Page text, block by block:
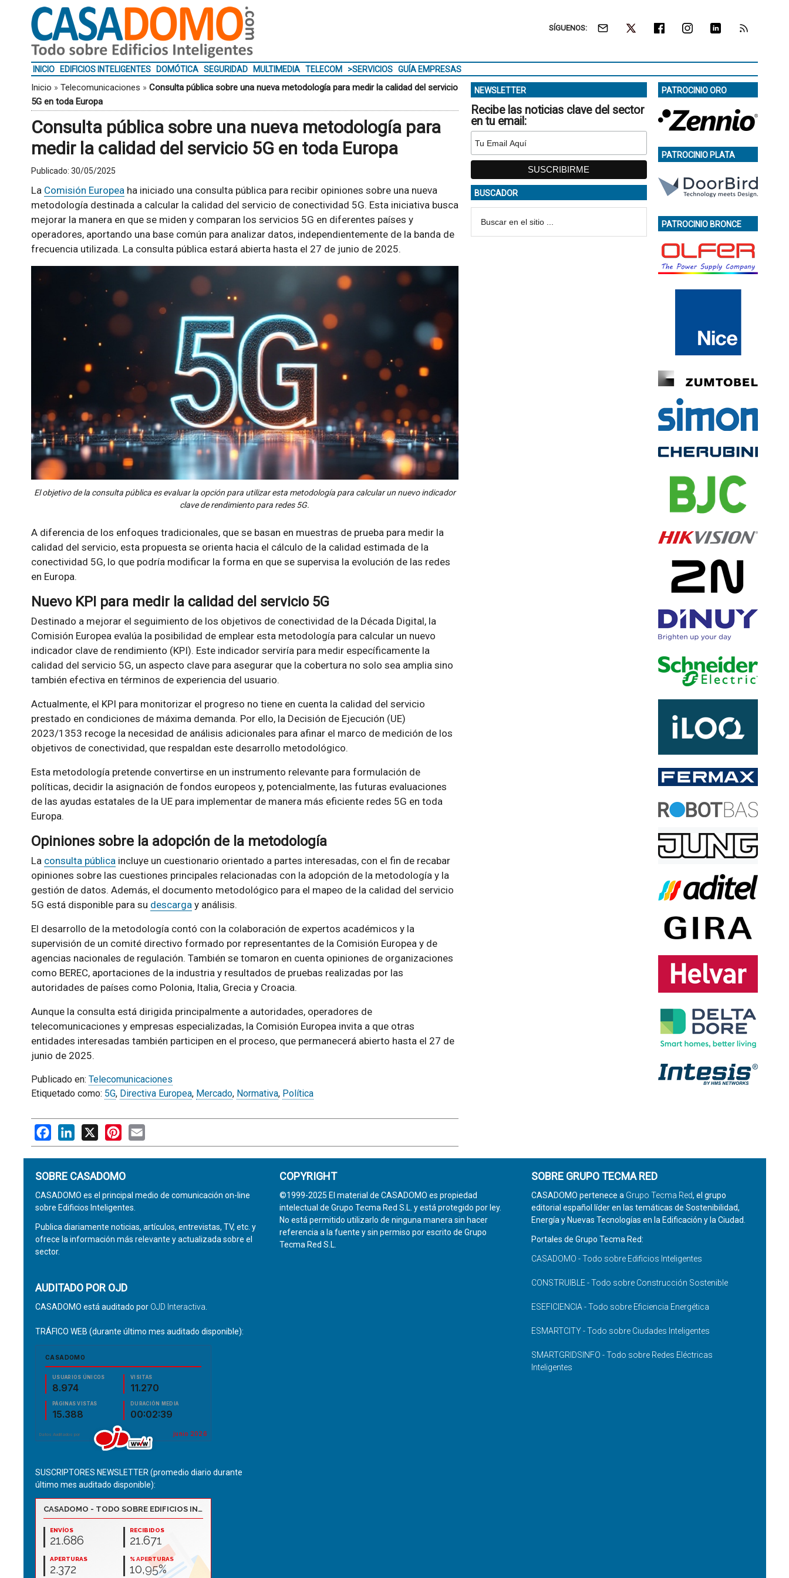
SÍGUENOS:
INICIO EDIFICIOS INTELIGENTES DOMÓTICA SEGURIDAD MULTIMEDIA TELECOM >SERVICIOS GUÍA EMPRESAS
Inicio » Telecomunicaciones » Consulta pública sobre una nueva metodología para medir la calidad del servicio
5G en toda Europa
Consulta pública sobre una nueva metodología para
medir la calidad del servicio 5G en toda Europa
Publicado: 30/05/2025
La Comisión Europeaha iniciado una consulta pública para recibir opiniones sobre una nueva
metodología destinada a calcular la calidad del servicio de conectividad 5G. Esta iniciativa busca
mejorar la manera en que se miden y comparan los servicios 5G en diferentes países y
operadores, aportando una base común para analizar datos, independientemente de la banda de
frecuencia utilizada. La consulta pública estará abierta hasta el 27 de junio de 2025.
El objetivo de la consulta pública es evaluar la opción para utilizar esta metodología para calcular un nuevo indicador
clave de rendimiento para redes 5G.
A diferencia de los enfoques tradicionales, que se basan en muestras de prueba para medir la
calidad del servicio, esta propuesta se orienta hacia el cálculo de la calidad estimada de la
conectividad 5G, lo que podría modificar la forma en que se supervisa la evolución de las redes
en Europa.
Nuevo KPI para medir la calidad del servicio 5G
Destinado a mejorar el seguimiento de los objetivos de conectividad de la Década Digital, la
Comisión Europea evalúa la posibilidad de emplear esta metodología para calcular un nuevo
indicador clave de rendimiento (KPI). Este indicador serviría para medir específicamente la
calidad del servicio 5G, un aspecto clave para asegurar que la cobertura no solo sea amplia sino
también efectiva en términos de experiencia del usuario.
Actualmente, el KPI para monitorizar el progreso no tiene en cuenta la calidad del servicio
prestado en condiciones de máxima demanda. Por ello, la Decisión de Ejecución (UE)
2023/1353 recoge la necesidad de análisis adicionales para afinar el marco de medición de los
objetivos de conectividad, que respaldan este desarrollo metodológico.
Esta metodología pretende convertirse en un instrumento relevante para formulación de
políticas, decidir la asignación de fondos europeos y, potencialmente, las futuras evaluaciones
de las ayudas estatales de la UE para implementar de manera más eficiente redes 5G en toda
Europa.
Opiniones sobre la adopción de la metodología
La consulta públicaincluye un cuestionario orientado a partes interesadas, con el fin de recabar
opiniones sobre las cuestiones principales relacionadas con la adopción de la metodología y la
gestión de datos. Además, el documento metodológico para el mapeo de la calidad del servicio
5G está disponible para su descargay análisis.
El desarrollo de la metodología contó con la colaboración de expertos académicos y la
supervisión de un comité directivo formado por representantes de la Comisión Europea y de
agencias nacionales de regulación. También se tomaron en cuenta opiniones de organizaciones
como BEREC, aportaciones de la industria y resultados de pruebas realizadas por las
autoridades de países como Polonia, Italia, Grecia y Croacia.
Aunque la consulta está dirigida principalmente a autoridades, operadores de
telecomunicaciones y empresas especializadas, la Comisión Europea invita a que otras
entidades interesadas también participen en el proceso, que permanecerá abierto hasta el 27 de
junio de 2025.
Publicado en: Telecomunicaciones
Etiquetado como: 5G, Directiva Europea, Mercado, Normativa, Política
FacebookLinkedIn
X PinterestEmail
NEWSLETTER
Recibe las noticias clave del sector
en tu email:
BUSCADOR
PATROCINIO ORO
PATROCINIO PLATA
PATROCINIO BRONCE
SOBRE CASADOMO
CASADOMO es el principal medio de comunicación on-line
sobre Edificios Inteligentes.
Publica diariamente noticias, artículos, entrevistas, TV, etc. y
ofrece la información más relevante y actualizada sobre el
sector.
AUDITADO POR OJD
CASADOMO está auditado por OJD Interactiva
TRÁFICO WEB (durante último mes auditado disponible):
SUSCRIPTORES NEWSLETTER (promedio diario durante
último mes auditado disponible):
COPYRIGHT
©1999-2025 El material de CASADOMO es propiedad
intelectual de Grupo Tecma Red S.L. y está protegido por ley.
No está permitido utilizarlo de ninguna manera sin hacer
referencia a la fuente y sin permiso por escrito de Grupo
Tecma Red S.L.
SOBRE GRUPO TECMA RED
CASADOMO pertenece a Grupo Tecma Red, el grupo
editorial español líder en las temáticas de Sostenibilidad,
Energía y Nuevas Tecnologías en la Edificación y la Ciudad.
Portales de Grupo Tecma Red:
CASADOMO - Todo sobre Edificios Inteligentes
CONSTRUIBLE - Todo sobre Construcción Sostenible
ESEFICIENCIA - Todo sobre Eficiencia Energética
ESMARTCITY - Todo sobre Ciudades Inteligentes
SMARTGRIDSINFO - Todo sobre Redes Eléctricas
Inteligentes